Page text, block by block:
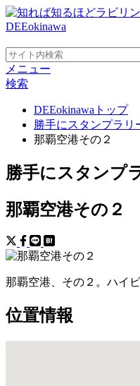
メニュー
検索
DEEokinawaトップ
勝手にスタンプラリ
那覇空港その２
勝手にスタンプ
那覇空港その２
那覇空港、その２。ハイ
位置情報